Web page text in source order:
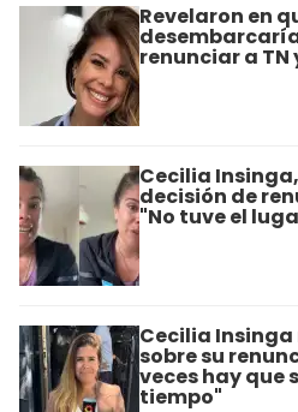
Revelaron en
renunciar a TN
Cecilia
decisión de
"No tuve el
Cecilia
sobre su
veces hay que
tiempo"